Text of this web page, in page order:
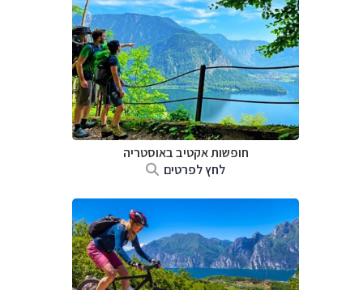
חופשות אקטיב באוסטריה
לחץ לפרטים